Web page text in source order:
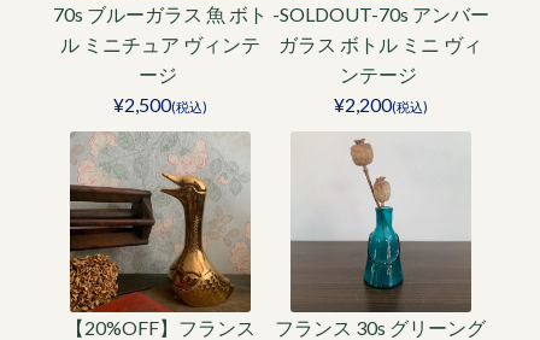
70s ブルーガラス 魚 ボト
ル ミニチュア ヴィンテ
ージ
¥2,500(税込)
-SOLDOUT-70s アンバー
ガラス ボトル ミニ ヴィ
ンテージ
¥2,200(税込)
【20%OFF】フランス
フランス 30s グリーング